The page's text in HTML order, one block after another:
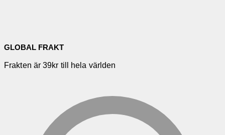
GLOBAL FRAKT
Frakten är 39kr till hela världen